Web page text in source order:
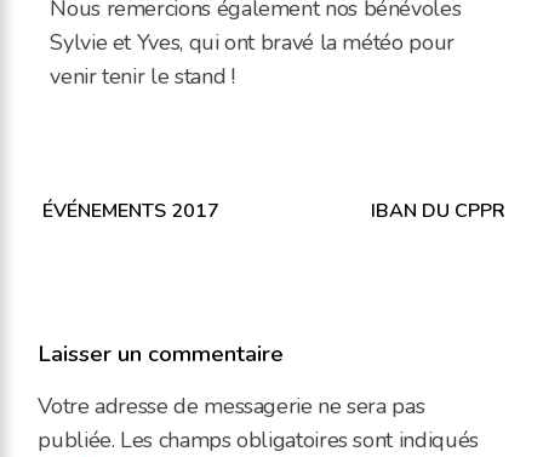
Nous remercions également nos bénévoles
Sylvie et Yves, qui ont bravé la météo pour
venir tenir le stand !
Navigation
ÉVÉNEMENTS 2017 IBAN DU CPPR
Laisser un commentaire
Votre adresse de messagerie ne sera pas
publiée. Les champs obligatoires sont indiqués